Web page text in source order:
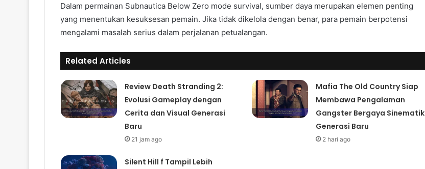
Dalam permainan Subnautica Below Zero mode survival, sumber daya merupakan elemen penting
yang menentukan kesuksesan pemain. Jika tidak dikelola dengan benar, para pemain berpotensi
mengalami masalah serius dalam perjalanan petualangan.
Related Articles
Review Death Stranding 2:
Evolusi Gameplay dengan
Cerita dan Visual Generasi
Baru
21 jam ago
Mafia The Old Country Siap
Membawa Pengalaman
Gangster Bergaya Sinematik
Generasi Baru
2 hari ago
Silent Hill f Tampil Lebih